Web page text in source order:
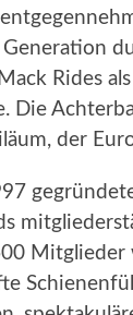
Rides
Die
der